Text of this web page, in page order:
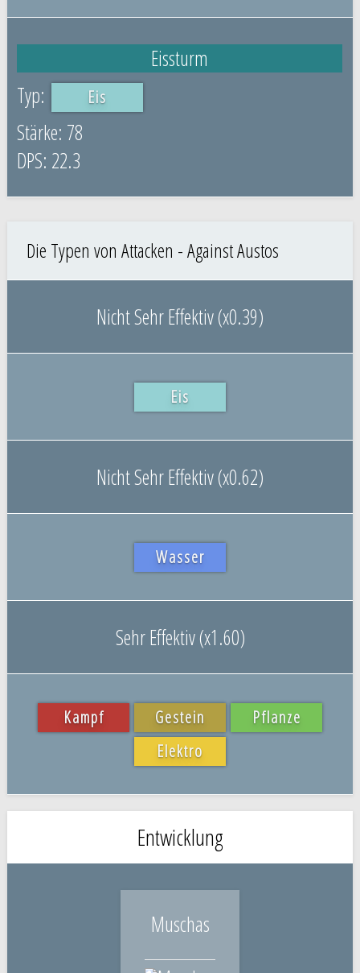
Eissturm
Eis
78
22.3
Die Typen von Attacken - Against Austos
Nicht Sehr Effektiv (x0.39)
Eis
Nicht Sehr Effektiv (x0.62)
Wasser
Sehr Effektiv (x1.60)
Kampf Gestein
Pflanze
Elektro
Entwicklung
Muschas